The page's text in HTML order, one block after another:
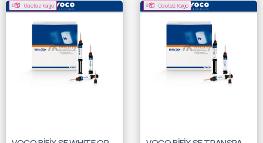
Ücretsiz Kargo Ücretsiz Kargo